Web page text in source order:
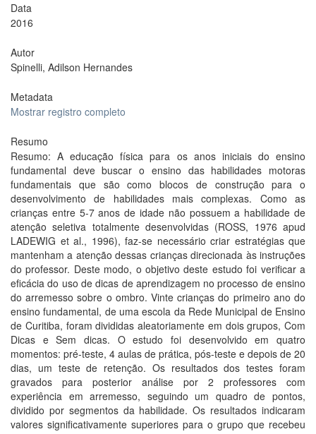
Data
2016
Autor
Spinelli, Adilson Hernandes
Metadata
Mostrar registro completo
Resumo
Resumo: A educação física para os anos iniciais do ensino
fundamental deve buscar o ensino das habilidades motoras
fundamentais que são como blocos de construção para o
desenvolvimento de habilidades mais complexas. Como as
crianças entre 5-7 anos de idade não possuem a habilidade de
atenção seletiva totalmente desenvolvidas (ROSS, 1976 apud
LADEWIG et al., 1996), faz-se necessário criar estratégias que
mantenham a atenção dessas crianças direcionada às instruções
do professor. Deste modo, o objetivo deste estudo foi verificar a
eficácia do uso de dicas de aprendizagem no processo de ensino
do arremesso sobre o ombro. Vinte crianças do primeiro ano do
ensino fundamental, de uma escola da Rede Municipal de Ensino
de Curitiba, foram divididas aleatoriamente em dois grupos, Com
Dicas e Sem dicas. O estudo foi desenvolvido em quatro
momentos: pré-teste, 4 aulas de prática, pós-teste e depois de 20
dias, um teste de retenção. Os resultados dos testes foram
gravados para posterior análise por 2 professores com
experiência em arremesso, seguindo um quadro de pontos,
dividido por segmentos da habilidade. Os resultados indicaram
valores significativamente superiores para o grupo que recebeu